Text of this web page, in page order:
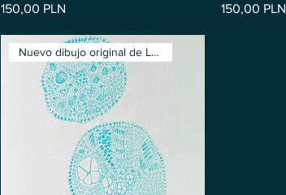
Precio
150,00 PLN
Precio
150,00 PLN
Nuevo dibujo original de Lux